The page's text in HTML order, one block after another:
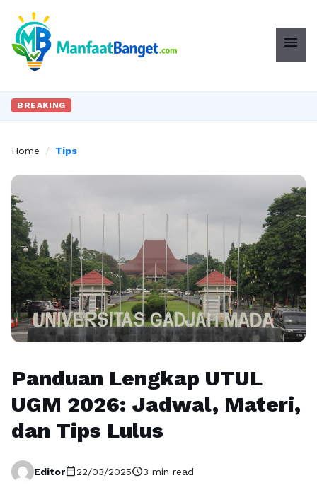
menu
BREAKING
Home / Tips
Panduan Lengkap UTUL
UGM 2026: Jadwal, Materi,
dan Tips Lulus
Editorcalendar_today22/03/2025schedule3 min read